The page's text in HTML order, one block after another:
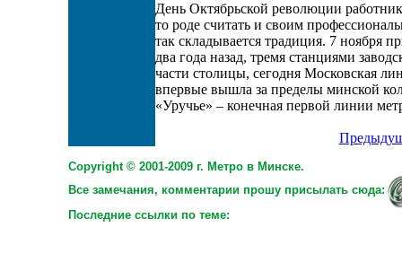
День Октябрьской революции
то роде считать и своим
так складывается традиция. 7 ноября
два года назад, тремя станциями
части столицы, сегодня Московская
впервые вышла за пределы минской
«Уручье» – конечная первой линии
Copyright © 2001-2009 г. Метро в Минске.
Все замечания, комментарии прошу присылать сюда:
Последние ссылки по теме: